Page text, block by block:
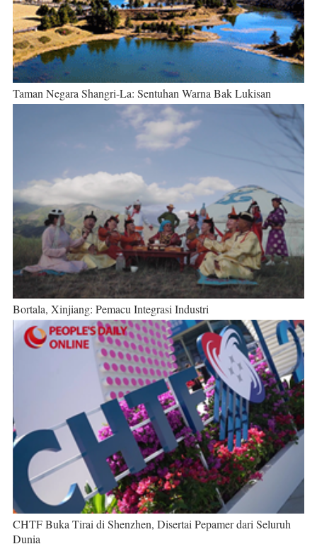
Taman Negara Shangri-La: Sentuhan Warna Bak Lukisan
Bortala, Xinjiang: Pemacu Integrasi Industri
CHTF Buka Tirai di Shenzhen, Disertai Pepamer dari Seluruh
Dunia